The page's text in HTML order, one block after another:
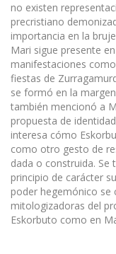
no existen
precristiano
importancia en la
Mari sigue presente
manifestaciones
fiestas de
se formó en la
también mencionó a
propuesta de
interesa cómo
como otro gesto de
dada o construida.
principio de carácter
poder hegemónico se
mitologizadoras del
Eskorbuto como en